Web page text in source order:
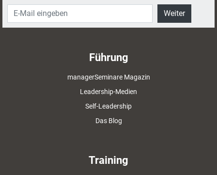
Weiter
Führung
managerSeminare Magazin
Leadership-Medien
Self-Leadership
Das Blog
Training